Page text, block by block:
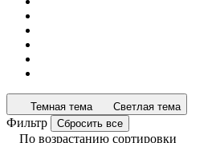
Темная тема Светлая тема
Фильтр Сбросить все
По возрастанию сортировки